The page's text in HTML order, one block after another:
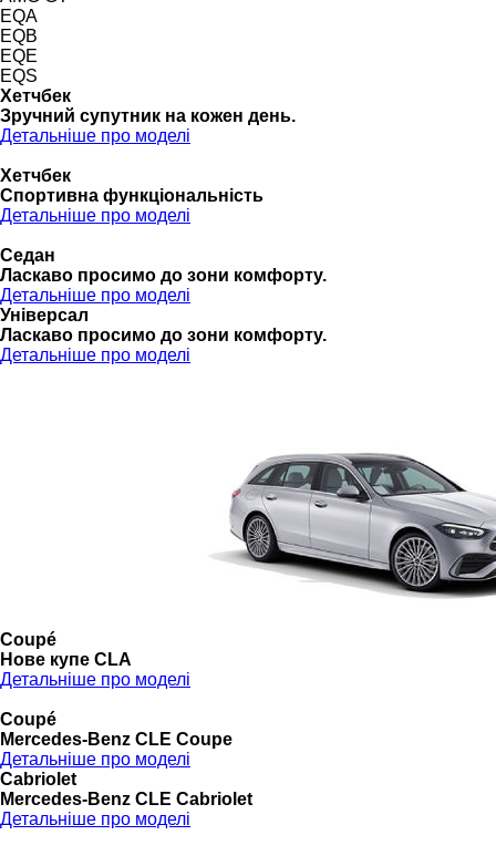
EQA
EQB
EQE
EQS
Хетчбек
Зручний супутник на кожен день.
Детальніше про моделі
Хетчбек
Спортивна функціональність
Детальніше про моделі
Седан
Ласкаво просимо до зони комфорту.
Детальніше про моделі
Універсал
Ласкаво просимо до зони комфорту.
Детальніше про моделі
Coupé
Нове купе CLA
Детальніше про моделі
Coupé
Mercedes-Benz CLE Coupe
Детальніше про моделі
Cabriolet
Mercedes-Benz CLE Cabriolet
Детальніше про моделі